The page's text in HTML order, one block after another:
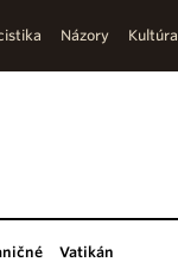
Názory Kultúra
Vatikán